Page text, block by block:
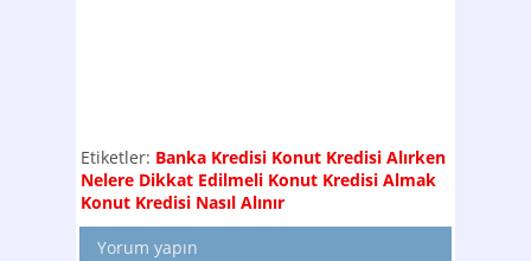
Etiketler: Banka Kredisi Konut Kredisi Alırken
Nelere Dikkat Edilmeli Konut Kredisi Almak
Konut Kredisi Nasıl Alınır
Yorum yapın